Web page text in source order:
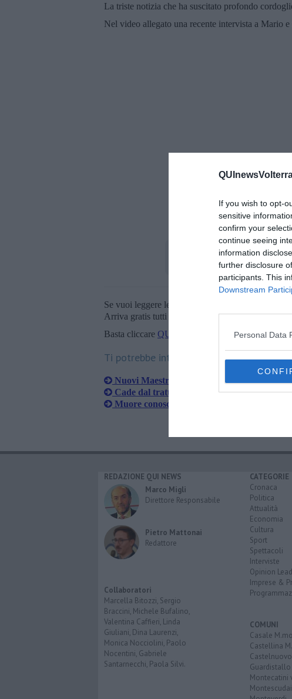
If you wish to opt-
sensitive
confirm your
continue seeing
information
further disclosure
participants. This
Downstream
Personal Data
La triste notizia che ha suscitato profondo
Nel video allegato una recente intervista a Mario
Se vuoi leggere le notizie principali della Toscana
Arriva gratis tutti i giorni alle 20:00 direttamente
Basta cliccare QUI
Ti potrebbe interessare anche:
Nuovi Maestri Artigiani, il primato a Volterra
Cade dal trattore e muore sul colpo
Muore conosciutissima fioraia
REDAZIONE QUI NEWS
Marco Migli
Direttore Responsabile
Pietro Mattonai
Redattore
Collaboratori
Marcella Bitozzi, Sergio
Braccini, Michele Bufalino,
Valentina Caffieri, Linda
Giuliani, Dina Laurenzi,
Monica Nocciolini, Paolo
Nocentini, Gabriele
Santarnecchi, Paola Silvi.
CATEGORIE
Cronaca
Politica
Attualità
Economia
Cultura
Sport
Spettacoli
Interviste
Opinion
Imprese &
COMUNI
Casale M.mo
Castellina
Castelnuovo
Guardistallo
Montecatini